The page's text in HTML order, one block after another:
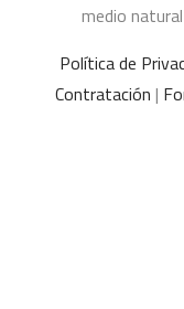
medio
Política de
Contratación |